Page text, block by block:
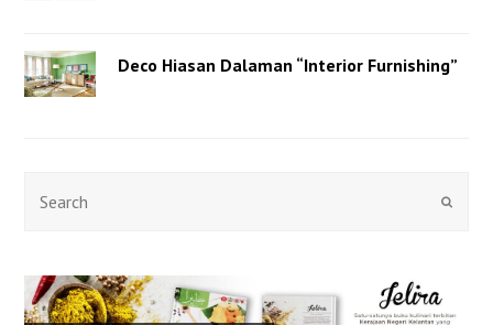
Deco Hiasan Dalaman “Interior Furnishing”